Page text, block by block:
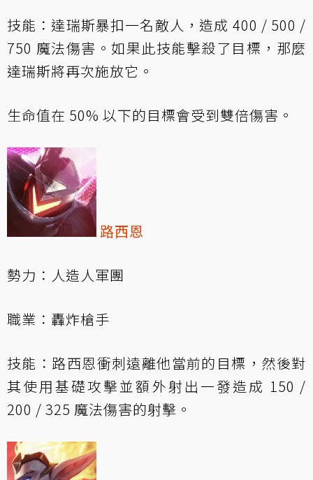
技能：達瑞斯暴扣一名敵人，造成 400 / 500 /
750 魔法傷害。如果此技能擊殺了目標，那麼
達瑞斯將再次施放它。
生命值在 50% 以下的目標會受到雙倍傷害。
路西恩
勢力：人造人軍團
職業：轟炸槍手
技能：路西恩衝刺遠離他當前的目標，然後對
其使用基礎攻擊並額外射出一發造成 150 /
200 / 325 魔法傷害的射擊。